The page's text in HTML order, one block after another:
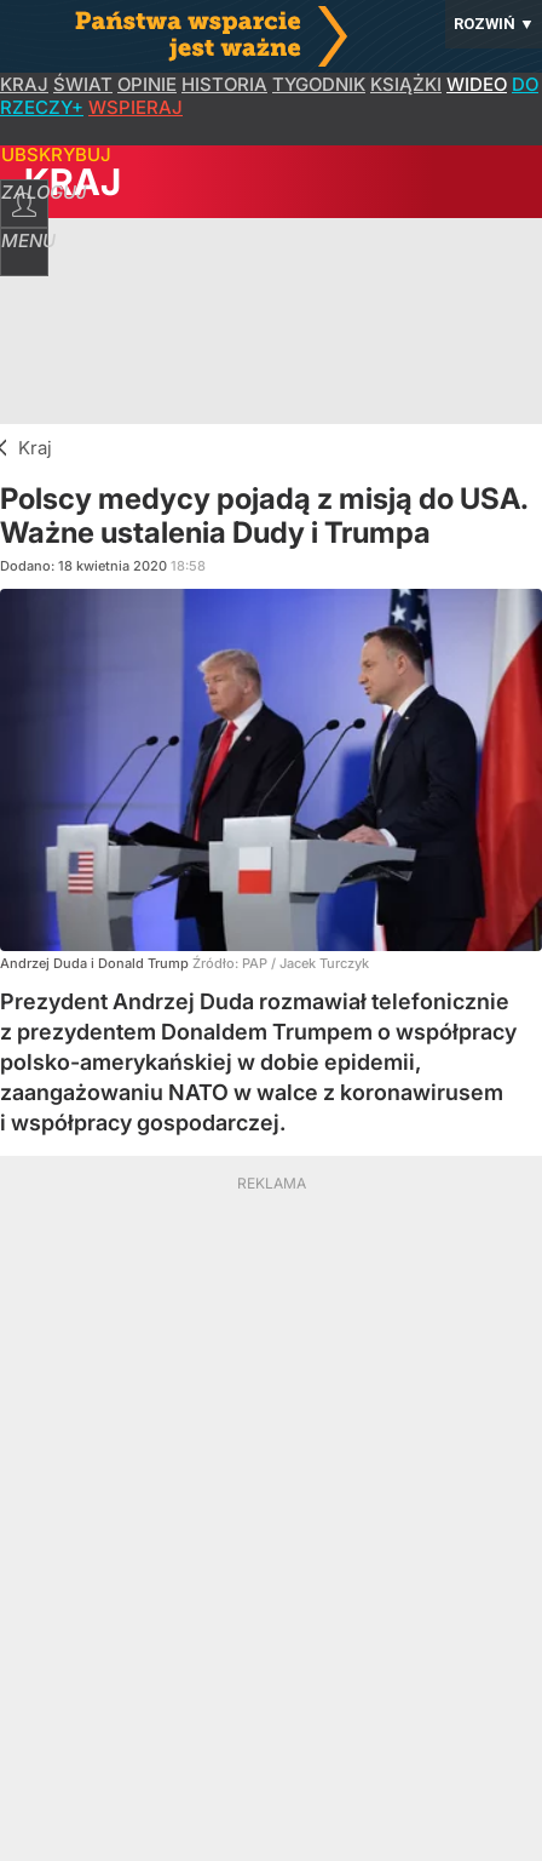
ROZWIŃ ▼
KRAJ ŚWIAT OPINIE HISTORIA TYGODNIK KSIĄŻKI WIDEO DO
RZECZY+ WSPIERAJ
ZALOGUJ
MENU
KRAJ
Kraj
Polscy medycy pojadą z misją do USA.
Ważne ustalenia Dudy i Trumpa
Dodano: 18 kwietnia 2020 18:58
Andrzej Duda i Donald Trump Źródło: PAP / Jacek Turczyk
Prezydent Andrzej Duda rozmawiał telefonicznie
z prezydentem Donaldem Trumpem o współpracy
polsko-amerykańskiej w dobie epidemii,
zaangażowaniu NATO w walce z koronawirusem
i współpracy gospodarczej.